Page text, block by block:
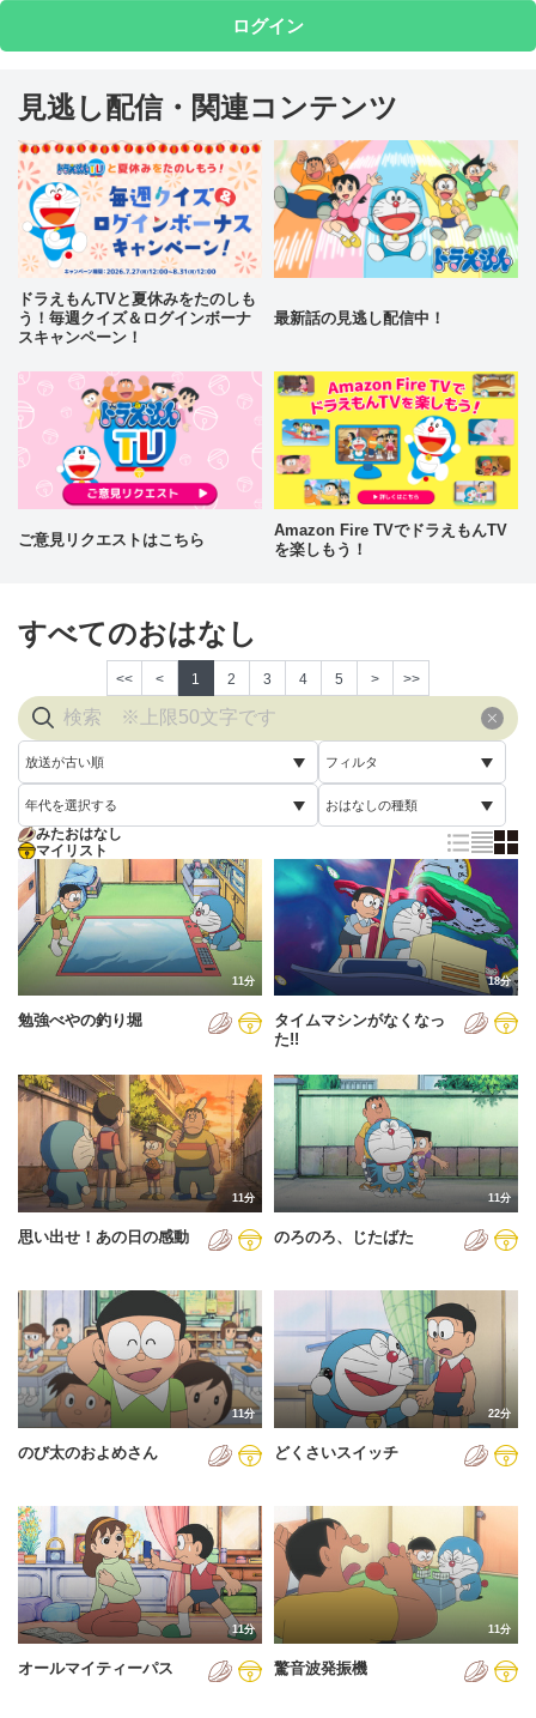
ログイン
見逃し配信・関連コンテンツ
ドラえもんTVと夏休みをたのしも
う！毎週クイズ＆ログインボーナ
スキャンペーン！
最新話の見逃し配信中！
ご意見リクエストはこちら
Amazon Fire TVでドラえもんTV
を楽しもう！
すべてのおはなし
<< < 1 2 3 4 5 > >>
放送が古い順
放送が古い順
放送が新しい順
配信が古い順
配信が新しい順
あいうえお順(降順)
動画が長い順
動画が短い順
フィルタ
すべて
未視聴
年代を選択する
すべて
2005年
2006年
2007年
2008年
2011年
2012年
2013年
2014年
2015年
2016年
2017年
2019年
2020年
2021年
2022年
おはなしの種類
通常回
誕生日スペシャル
みたおはなし
マイリスト
11分
勉強べやの釣り堀
18分
タイムマシンがなくなっ
た!!
11分
思い出せ！あの日の感動
11分
のろのろ、じたばた
11分
のび太のおよめさん
22分
どくさいスイッチ
11分
オールマイティーパス
11分
驚音波発振機